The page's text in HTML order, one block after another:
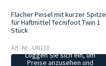
Flacher Pinsel mit kurzer Spitze
für Haftmittel Tecnifoot Twin 1
Stück
Art.-Nr.: UN110
Loggen Sie sich ein, um
Preise anzusehen und